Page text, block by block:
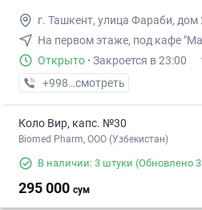
г. Ташкент, улица Фараби, дом
На первом этаже, под кафе
Открыто · Закроется в 23:00
+998 (91) XXX-XX-XX
смотреть
Коло Вир, капс. №30
Biomed Pharm, OOO (Узбекистан)
В наличии: 3 штуки (Обновлено
295 000 сум